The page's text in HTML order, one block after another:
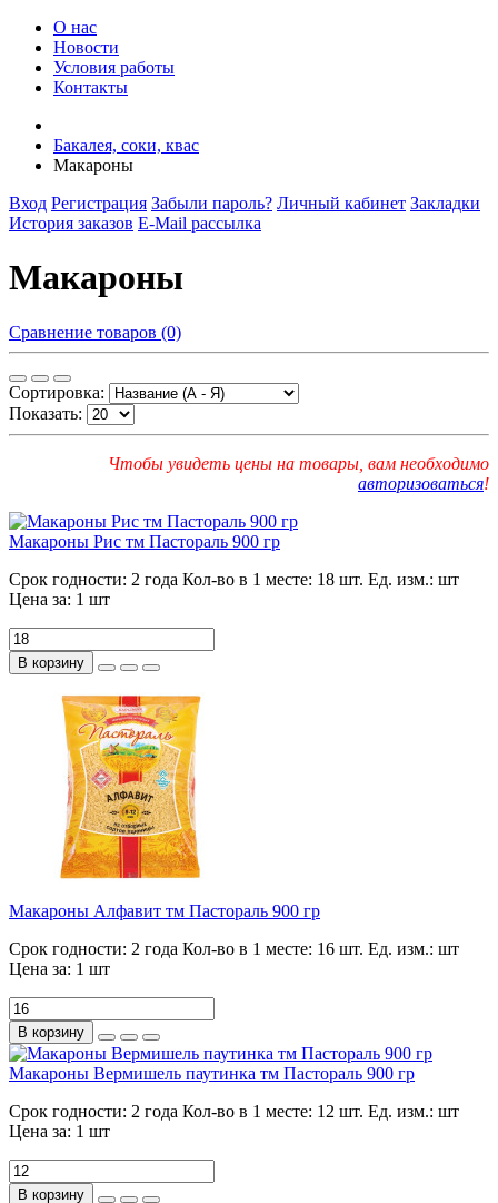
О нас
Новости
Условия работы
Контакты
Бакалея, соки, квас
Макароны
Вход Регистрация Забыли пароль? Личный кабинет Закладки
История заказов E-Mail рассылка
Макароны
Сравнение товаров (0)
Сортировка:
Показать:
Чтобы увидеть цены на товары, вам необходимо
авторизоваться!
Макароны Рис тм Пастораль 900 гр
Срок годности: 2 года Кол-во в 1 месте: 18 шт. Ед. изм.: шт
Цена за: 1 шт
В корзину
Макароны Алфавит тм Пастораль 900 гр
Срок годности: 2 года Кол-во в 1 месте: 16 шт. Ед. изм.: шт
Цена за: 1 шт
В корзину
Макароны Вермишель паутинка тм Пастораль 900 гр
Срок годности: 2 года Кол-во в 1 месте: 12 шт. Ед. изм.: шт
Цена за: 1 шт
В корзину